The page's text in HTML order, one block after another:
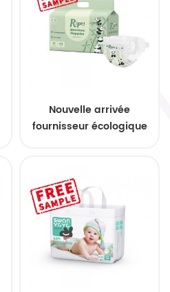
Nouvelle arrivée
fournisseur écologique
biodégradables pour
bébé